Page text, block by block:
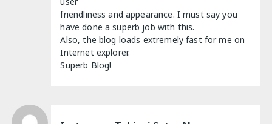
friendliness and appearance. I must say you
have done a superb job with this.
Also, the blog loads extremely fast for me on
Internet explorer.
Superb Blog!